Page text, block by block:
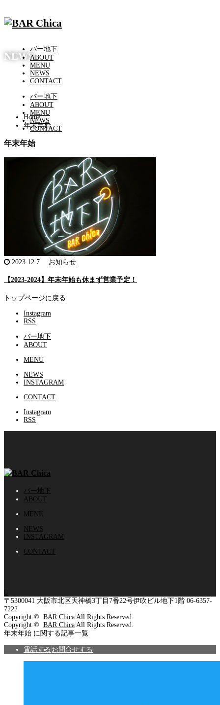
バー地下
ABOUT
MENU
NEWS
CONTACT
バー地下
ABOUT
MENU
NEWS
CONTACT
NEWS
Home
年末年始
年末年始
2023.12.7 お知らせ
【2023-2024】年末年始も休まず営業予定！
トップページに戻る
Instagram
RSS
バー地下
ABOUT
MENU
NEWS
INSTAGRAM
CONTACT
Instagram
RSS
バー地下
ABOUT
MENU
NEWS
INSTAGRAM
CONTACT

〒5300041 大阪市北区天神橋3丁目7番22号伊吹ビル地下1階 06-6357-
7222
Copyright © BAR Chica All Rights Reserved.
Copyright © BAR Chica All Rights Reserved.
年末年始 に関する記事一覧
電話する お問合せする